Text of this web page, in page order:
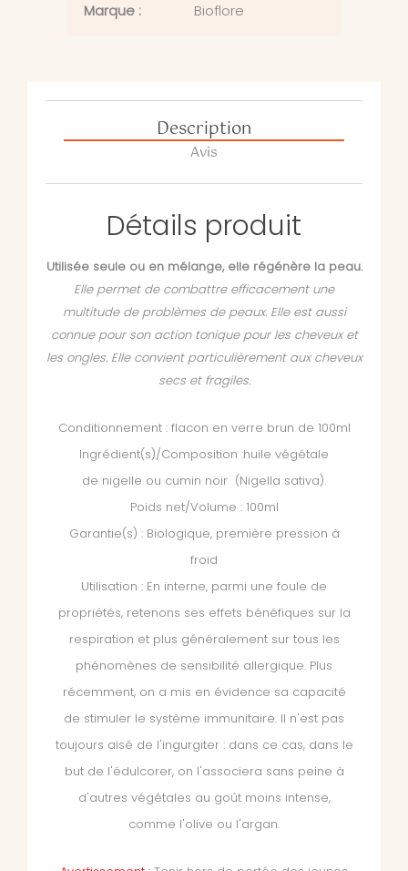
Marque :
Bioflore
Description
Avis
Détails produit
Utilisée seule ou en mélange, elle régénère la peau.
Elle permet de combattre efficacement une
multitude de problèmes de peaux. Elle est aussi
connue pour son action tonique pour les cheveux et
les ongles. Elle convient particulièrement aux cheveux
secs et fragiles.
Conditionnement : flacon en verre brun de 100ml
Ingrédient(s)/Composition :huile végétale
de nigelle ou cumin noir (Nigella sativa).
Poids net/Volume : 100ml
Garantie(s) : Biologique, première pression à
froid
Utilisation : En interne, parmi une foule de
propriétés, retenons ses effets bénéfiques sur la
respiration et plus généralement sur tous les
phénomènes de sensibilité allergique. Plus
récemment, on a mis en évidence sa capacité
de stimuler le système immunitaire. Il n'est pas
toujours aisé de l'ingurgiter : dans ce cas, dans le
but de l'édulcorer, on l'associera sans peine à
d'autres végétales au goût moins intense,
comme l'olive ou l'argan.